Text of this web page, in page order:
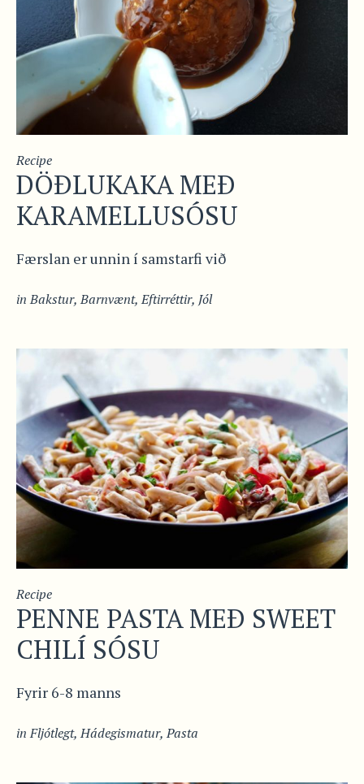
Recipe
DÖÐLUKAKA MEÐ
KARAMELLUSÓSU
Færslan er unnin í samstarfi við
inBakstur,Barnvænt,Eftirréttir, Jól
Recipe
PENNE PASTA MEÐ SWEET
CHILÍ SÓSU
Fyrir 6-8 manns
inFljótlegt,Hádegismatur,Pasta